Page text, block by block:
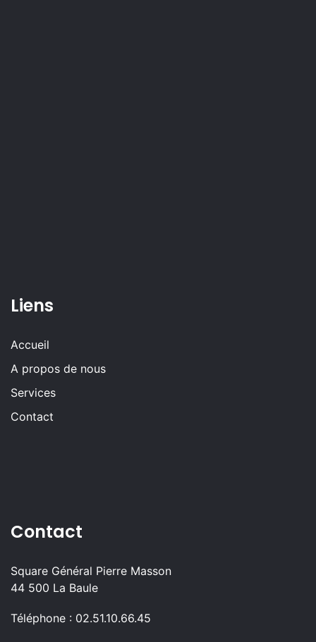
Liens
Accueil
A propos de nous
Services
Contact
Contact
Square Général Pierre Masson
44 500 La Baule
Téléphone : 02.51.10.66.45